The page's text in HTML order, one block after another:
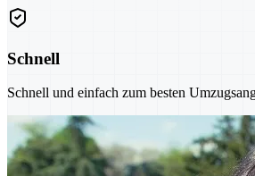
Schnell
Schnell und einfach zum besten